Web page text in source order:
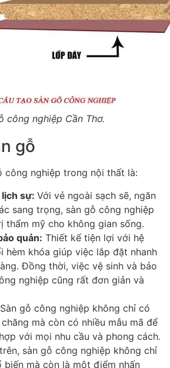
công nghiệp Cần Thơ.
gỗ
công nghiệp trong nội thất là:
lịch sự: Với vẻ ngoài sạch sẽ, ngăn
sang trọng, sàn gỗ công nghiệp
thẩm mỹ cho không gian sống.
quản: Thiết kế tiện lợi với hệ
hèm khóa giúp việc lắp đặt nhanh
Đồng thời, việc vệ sinh và bảo
nghiệp cũng rất đơn giản và
Sàn gỗ công nghiệp không chỉ có
mà còn có nhiều mẫu mã để
với mọi nhu cầu và phong cách.
sàn gỗ công nghiệp không chỉ
biến mà còn là một điểm nhấn